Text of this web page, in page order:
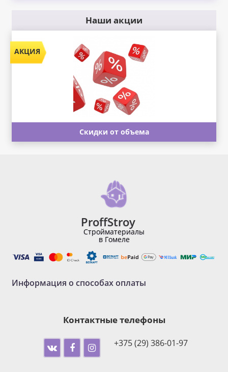
Наши акции
Скидки от объема
ProffStroy
Стройматериалы
в Гомеле
Информация о способах оплаты
Контактные телефоны
+375 (29) 386-01-97